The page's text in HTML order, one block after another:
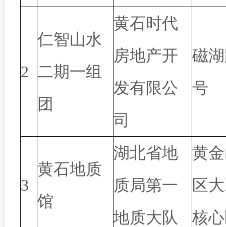
2
仁智山水
二期一组
团
黄石时代
房地产开
发有限公
司
磁
号
3
黄石地质
馆
湖北省地
质局第一
地质大队
黄
区
核